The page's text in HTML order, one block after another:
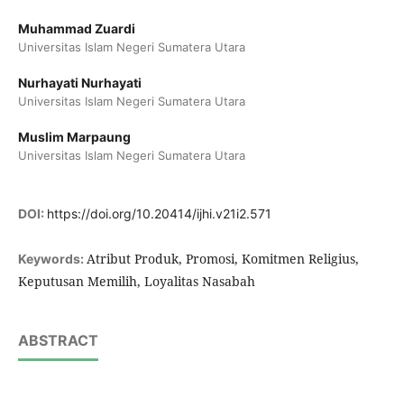
Muhammad Zuardi
Universitas Islam Negeri Sumatera Utara
Nurhayati Nurhayati
Universitas Islam Negeri Sumatera Utara
Muslim Marpaung
Universitas Islam Negeri Sumatera Utara
DOI: https://doi.org/10.20414/ijhi.v21i2.571
Keywords: Atribut Produk, Promosi, Komitmen Religius,
Keputusan Memilih, Loyalitas Nasabah
ABSTRACT